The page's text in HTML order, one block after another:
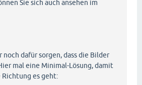
Sie sich auch ansehen im
noch dafür sorgen, dass die Bilder
mal eine Minimal-Lösung, damit
Richtung es geht: